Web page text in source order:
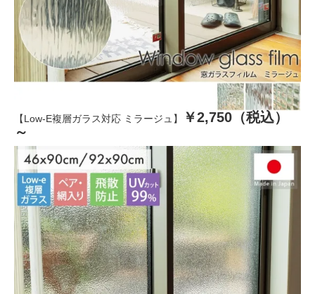
【Low-E複層ガラス対応 ミラージュ】
￥2,750（税込）
～